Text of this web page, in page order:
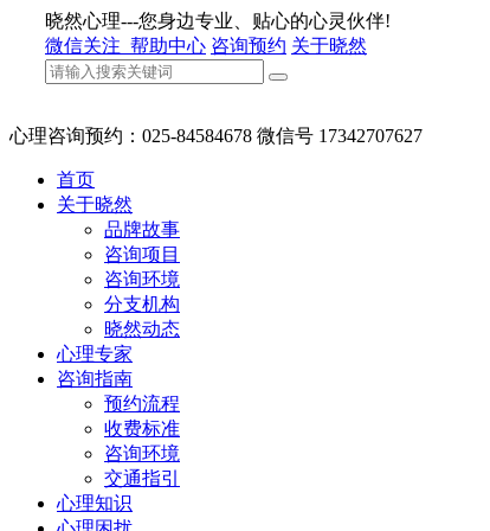
晓然心理---您身边专业、贴心的心灵伙伴!
微信关注 帮助中心 咨询预约 关于晓然
心理咨询预约：025-84584678 微信号 17342707627
首页
关于晓然
品牌故事
咨询项目
咨询环境
分支机构
晓然动态
心理专家
咨询指南
预约流程
收费标准
咨询环境
交通指引
心理知识